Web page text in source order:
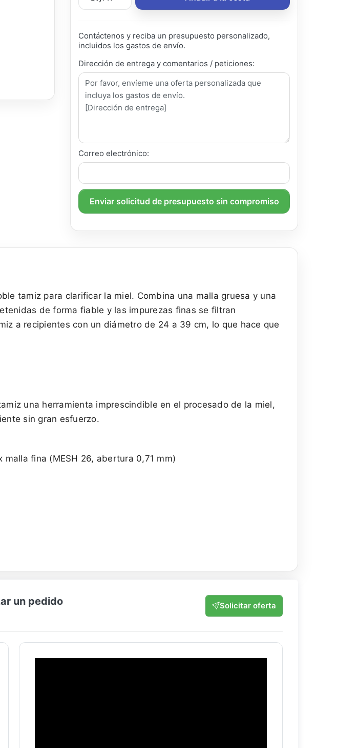
Contáctenos y reciba un presupuesto personalizado,
incluidos los gastos de envío.
Dirección de entrega y comentarios / peticiones:
Correo electrónico:
Enviar solicitud de presupuesto sin compromiso
tamiz para clarificar la miel. Combina una malla gruesa y una
de forma fiable y las impurezas finas se filtran
a recipientes con un diámetro de 24 a 39 cm, lo que hace que
una herramienta imprescindible en el procesado de la miel,
sin gran esfuerzo.
malla fina (MESH 26, abertura 0,71 mm)
un pedido Solicitar oferta